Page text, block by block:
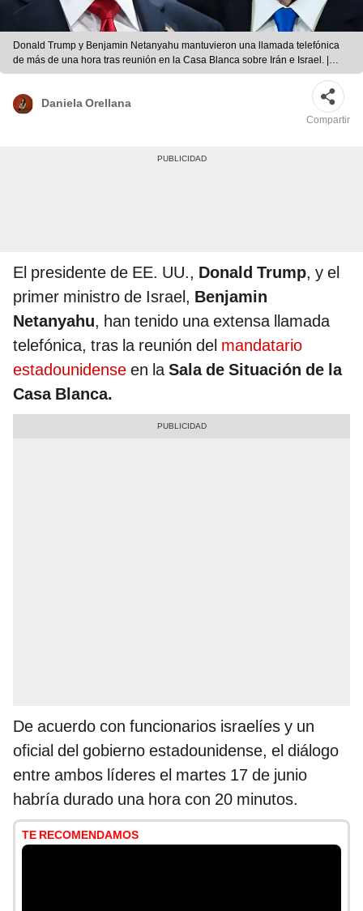
Donald Trump y Benjamin Netanyahu mantuvieron una llamada telefónica
de más de una hora tras reunión en la Casa Blanca sobre Irán e Israel. |
Composición LR
Daniela Orellana
Compartir
El presidente de EE. UU., Donald Trump, y el
primer ministro de Israel, Benjamin
Netanyahu, han tenido una extensa llamada
telefónica, tras la reunión del mandatario
estadounidense en laSala de Situación de la
Casa Blanca.
De acuerdo con funcionarios israelíes y un
oficial del gobierno estadounidense, el diálogo
entre ambos líderes el martes 17 de junio
habría durado una hora con 20 minutos.
TE RECOMENDAMOS